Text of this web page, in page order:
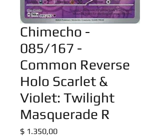
Chimecho -
085/167 -
Common Reverse
Holo Scarlet &
Violet: Twilight
Masquerade R
$ 1.350,00Precio